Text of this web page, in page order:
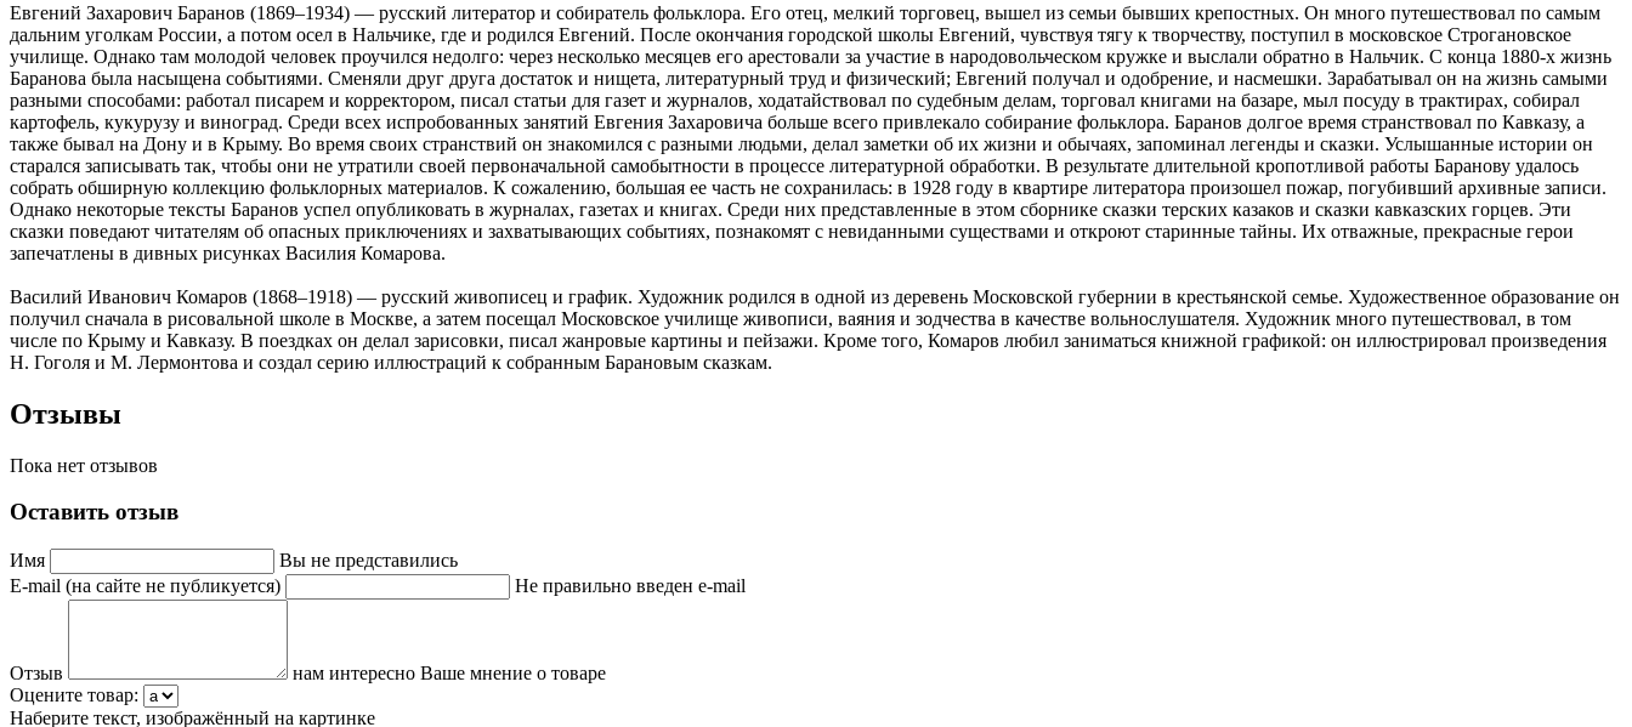
Евгений Захарович Баранов (1869–1934) — русский литератор и собиратель фольклора. Его отец, мелкий торговец, вышел из семьи бывших крепостных. Он много путешествовал по самым
дальним уголкам России, а потом осел в Нальчике, где и родился Евгений. После окончания городской школы Евгений, чувствуя тягу к творчеству, поступил в московское Строгановское
училище. Однако там молодой человек проучился недолго: через несколько месяцев его арестовали за участие в народовольческом кружке и выслали обратно в Нальчик. С конца 1880-х жизнь
Баранова была насыщена событиями. Сменяли друг друга достаток и нищета, литературный труд и физический; Евгений получал и одобрение, и насмешки. Зарабатывал он на жизнь самыми
разными способами: работал писарем и корректором, писал статьи для газет и журналов, ходатайствовал по судебным делам, торговал книгами на базаре, мыл посуду в трактирах, собирал
картофель, кукурузу и виноград. Среди всех испробованных занятий Евгения Захаровича больше всего привлекало собирание фольклора. Баранов долгое время странствовал по Кавказу, а
также бывал на Дону и в Крыму. Во время своих странствий он знакомился с разными людьми, делал заметки об их жизни и обычаях, запоминал легенды и сказки. Услышанные истории он
старался записывать так, чтобы они не утратили своей первоначальной самобытности в процессе литературной обработки. В результате длительной кропотливой работы Баранову удалось
собрать обширную коллекцию фольклорных материалов. К сожалению, большая ее часть не сохранилась: в 1928 году в квартире литератора произошел пожар, погубивший архивные записи.
Однако некоторые тексты Баранов успел опубликовать в журналах, газетах и книгах. Среди них представленные в этом сборнике сказки терских казаков и сказки кавказских горцев. Эти
сказки поведают читателям об опасных приключениях и захватывающих событиях, познакомят с невиданными существами и откроют старинные тайны. Их отважные, прекрасные герои
запечатлены в дивных рисунках Василия Комарова.
Василий Иванович Комаров (1868–1918) — русский живописец и график. Художник родился в одной из деревень Московской губернии в крестьянской семье. Художественное образование он
получил сначала в рисовальной школе в Москве, а затем посещал Московское училище живописи, ваяния и зодчества в качестве вольнослушателя. Художник много путешествовал, в том
числе по Крыму и Кавказу. В поездках он делал зарисовки, писал жанровые картины и пейзажи. Кроме того, Комаров любил заниматься книжной графикой: он иллюстрировал произведения
Н. Гоголя и М. Лермонтова и создал серию иллюстраций к собранным Барановым сказкам.
Отзывы
Пока нет отзывов
Оставить отзыв
Имя
Вы не представились
E-mail (на сайте не публикуется)
Не правильно введен e-mail
Отзыв
нам интересно Ваше мнение о товаре
Оцените товар:
Наберите текст, изображённый на картинке